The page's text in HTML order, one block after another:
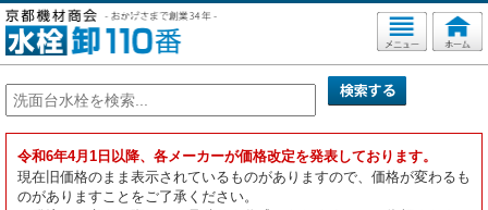
令和6年4月1日以降、各メーカーが価格改定を発表しております。
現在旧価格のまま表示されているものがありますので、価格が変わるも
のがありますことをご了承ください。